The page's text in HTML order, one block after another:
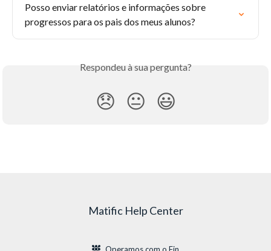
Posso enviar relatórios e informações sobre
progressos para os pais dos meus alunos?
Respondeu à sua pergunta?
😞 😐 😃
Matific Help Center